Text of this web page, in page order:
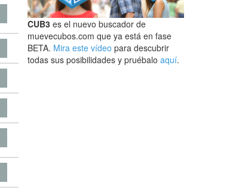
CUB3es el nuevo buscador de
muevecubos.com que ya está en fase
BETA. Mira este vídeo para descubrir
todas sus posibilidades y pruébalo aquí.